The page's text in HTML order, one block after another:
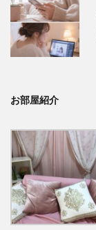
お部屋紹介